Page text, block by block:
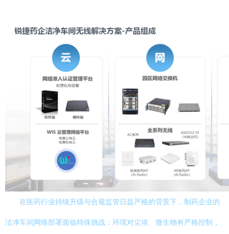
在医药行业持续升级与合规监管日益严格的背景下，制药企业的
洁净车间网络部署面临特殊挑战：环境对尘埃、微生物有严格控制，